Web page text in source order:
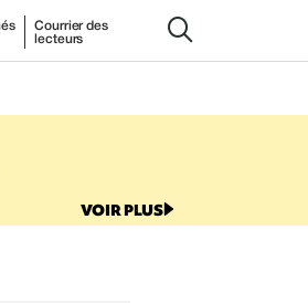
Courrier des
lecteurs
VOIR PLUS